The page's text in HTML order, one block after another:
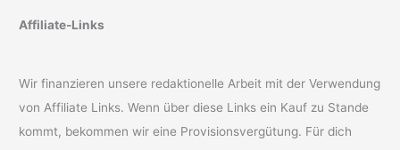
Affiliate-Links
Wir finanzieren unsere redaktionelle Arbeit mit der Verwendung
von Affiliate Links. Wenn über diese Links ein Kauf zu Stande
kommt, bekommen wir eine Provisionsvergütung. Für dich